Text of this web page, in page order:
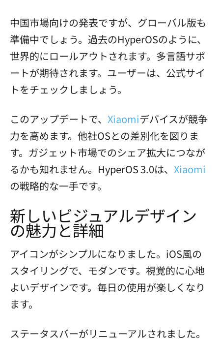
中国市場向けの発表ですが、グローバル版も
準備中でしょう。過去のHyperOSのように、
世界的にロールアウトされます。多言語サポ
ートが期待されます。ユーザーは、公式サイ
トをチェックしましょう。
このアップデートで、 Xiaomiデバイスが競争
力を高めます。他社OSとの差別化を図りま
す。ガジェット市場でのシェア拡大につなが
るかも知れません。HyperOS 3.0は、 Xiaomi
の戦略的な一手です。
新しいビジュアルデザイン
の魅力と詳細
アイコンがシンプルになりました。iOS風の
スタイリングで、モダンです。視覚的に心地
よいデザインです。毎日の使用が楽しくなり
ます。
ステータスバーがリニューアルされました。